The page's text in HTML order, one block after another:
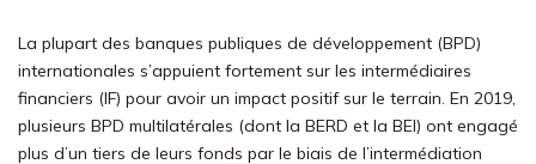
La plupart des banques publiques de développement (BPD)
internationales s’appuient fortement sur les intermédiaires
financiers (IF) pour avoir un impact positif sur le terrain. En 2019,
plusieurs BPD multilatérales (dont la BERD et la BEI) ont engagé
plus d’un tiers de leurs fonds par le biais de l’intermédiation